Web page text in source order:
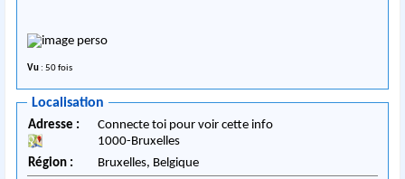
Vu : 50 fois
Localisation
Adresse :
Connecte toi pour voir cette info
1000-Bruxelles
Région :
Bruxelles, Belgique